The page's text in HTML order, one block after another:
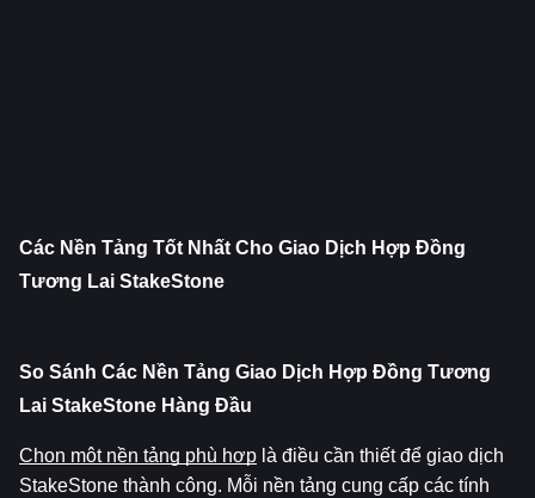
Các Nền Tảng Tốt Nhất Cho Giao Dịch Hợp Đồng
Tương Lai StakeStone
So Sánh Các Nền Tảng Giao Dịch Hợp Đồng Tương
Lai StakeStone Hàng Đầu
Chọn một nền tảng phù hợp là điều cần thiết để giao dịch
StakeStone thành công. Mỗi nền tảng cung cấp các tính